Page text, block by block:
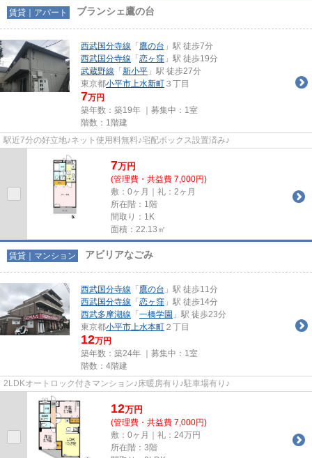
賃貸｜アパート ブランシェ鷹の台
西武国分寺線 「 鷹の台 」駅 徒歩7分
西武国分寺線 「 恋ヶ窪 」駅 徒歩19分
武蔵野線 「 新小平 」駅 徒歩27分
東京都小平市上水新町 ３丁目
7万円
築年数：築19年 ｜募集中： 1室
階数：1階建
駅近7分の好立地♪ネット使用料無料♪宅配ボックス設置済み♪
7万円
(管理費・共益費 7,000円)
敷：0ヶ月｜礼：2ヶ月
所在階：1階
間取り：1K
面積：22.13㎡
賃貸｜マンション アビリアなごみ
西武国分寺線 「 鷹の台 」駅 徒歩11分
西武国分寺線 「 恋ヶ窪 」駅 徒歩14分
西武多摩湖線 「 一橋学園 」駅 徒歩23分
東京都小平市上水本町 ２丁目
12万円
築年数：築24年 ｜募集中： 1室
階数：4階建
2LDKオートロック付きマンション♪床暖房有り♪駐車場有り♪
12万円
(管理費・共益費 7,000円)
敷：0ヶ月｜礼：24万円
所在階：3階